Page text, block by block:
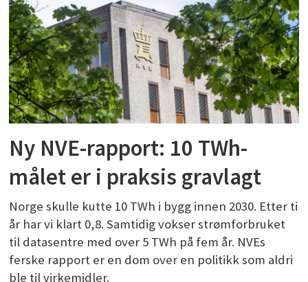
Ny NVE-rapport: 10 TWh-
målet er i praksis gravlagt
Norge skulle kutte 10 TWh i bygg innen 2030. Etter ti
år har vi klart 0,8. Samtidig vokser strømforbruket
til datasentre med over 5 TWh på fem år. NVEs
ferske rapport er en dom over en politikk som aldri
ble til virkemidler.